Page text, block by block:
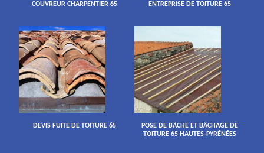
COUVREUR CHARPENTIER 65 ENTREPRISE DE TOITURE 65
DEVIS FUITE DE TOITURE 65
POSE DE BÂCHE ET BÂCHAGE DE
TOITURE 65 HAUTES-PYRÉNÉES